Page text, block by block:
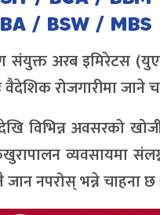
संयुक्त अरब इमिरेटस
रोजगारीमा जाने
विभिन्न अवसरको
व्यवसायमा
नपरोस् भन्ने चाहना छ